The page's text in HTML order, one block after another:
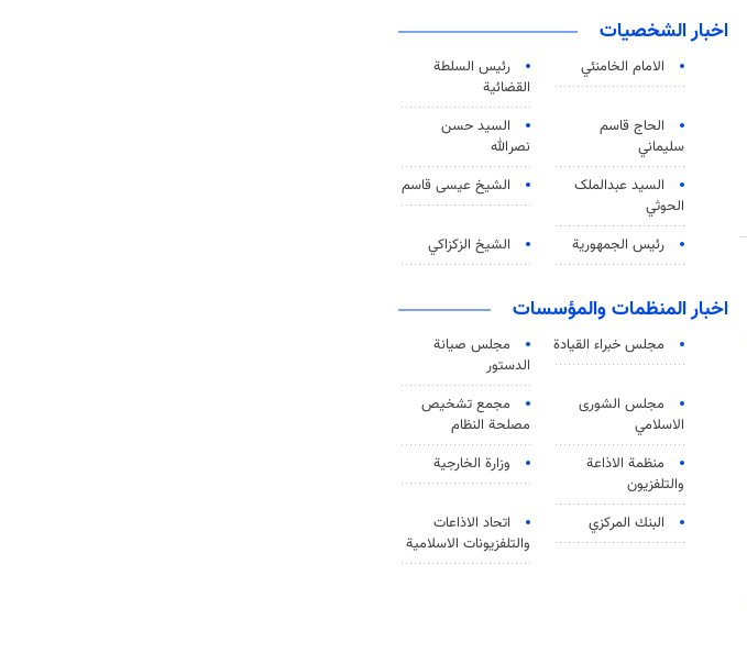
اخبار الشخصيات
الامام الخامنئي
رئیس السلطة
القضائیة
الحاج قاسم
سليماني
السيد حسن
نصرالله
السید عبدالملک
الحوثي
الشيخ عيسى قاسم
رئيس الجمهورية الشيخ الزكزاكي
اخبار المنظمات والمؤسسات
مجلس خبراء القيادة
مجلس صيانة
الدستور
مجلس الشورى
الاسلامي
مجمع تشخيص
مصلحة النظام
منظمة الاذاعة
والتلفزیون
وزارة الخارجية
البنك المركزي
اتحاد الاذاعات
والتلفزيونات الاسلامية